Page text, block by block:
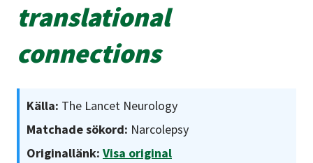
translational
connections
Källa: The Lancet Neurology
Matchade sökord: Narcolepsy
Originallänk: Visa original